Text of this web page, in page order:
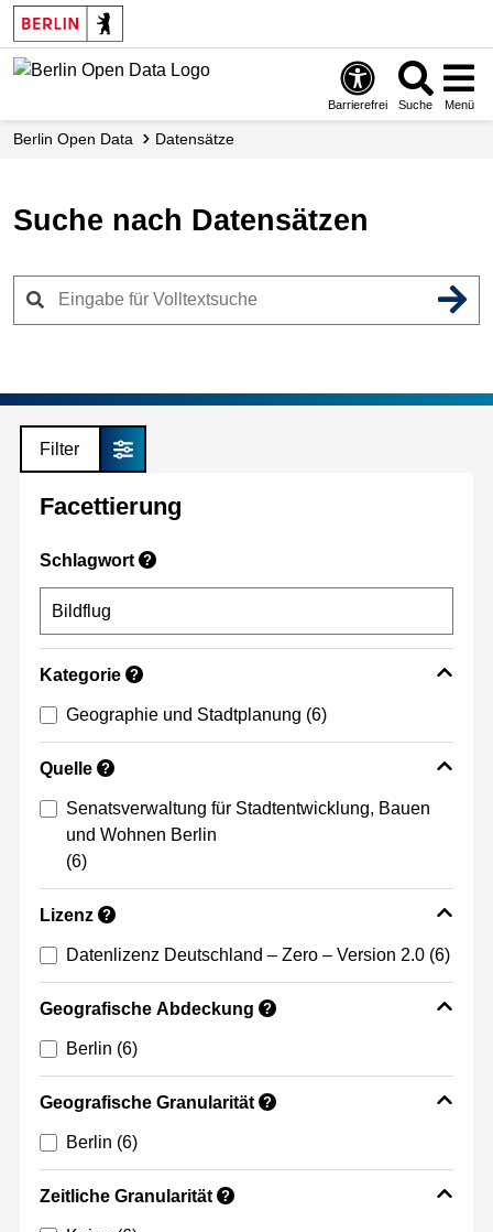
Skip
to
main
Barrierefrei Suche Menü
Berlin Open Data Datensätze
Suche nach Datensätzen
Filter
Facettierung
Schlagwort ?
Kategorie ?
Geographie und Stadtplanung (6)
Quelle ?
Senatsverwaltung für Stadtentwicklung, Bauen
und Wohnen Berlin
(6)
Lizenz ?
Datenlizenz Deutschland – Zero – Version 2.0 (6)
Geografische Abdeckung ?
Berlin (6)
Geografische Granularität ?
Berlin (6)
Zeitliche Granularität ?